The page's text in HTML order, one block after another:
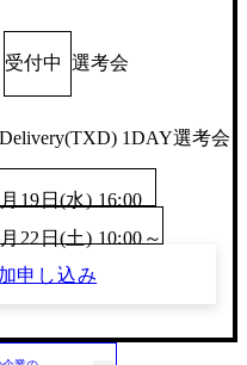
受付中 選考会
1DAY選考会
19日(水) 16:00
22日(土) 10:00～
申し込み